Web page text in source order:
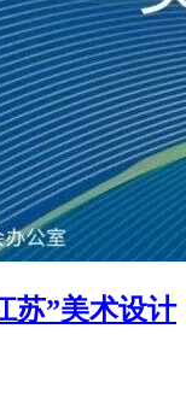
苏”美术设计